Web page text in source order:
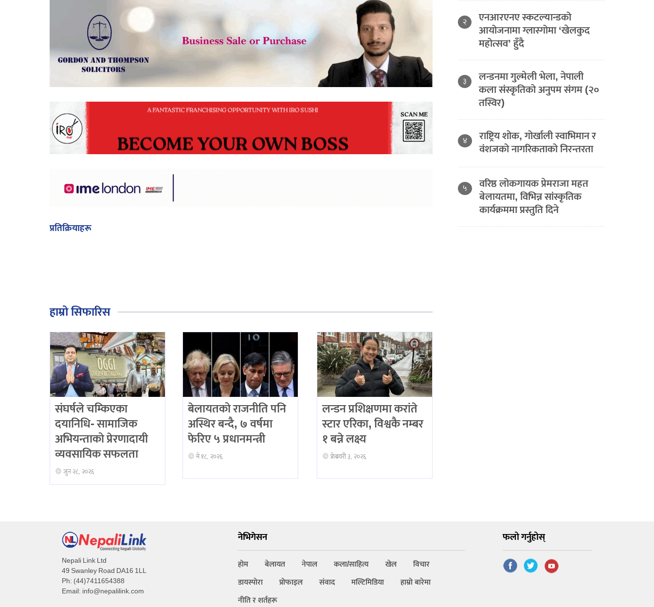
प्रतिक्रियाहरू
हाम्रो सिफारिस
संघर्षले चम्किएका
दयानिधि- सामाजिक
अभियन्ताको प्रेरणादायी
व्यवसायिक सफलता
जुन २८, २०२६
बेलायतको राजनीति पनि
अस्थिर बन्दै, ७ वर्षमा
फेरिए ५ प्रधानमन्त्री
मे १८, २०२६
लन्डन प्रशिक्षणमा करांते
स्टार एरिका, विश्वकै नम्बर
१ बन्ने लक्ष्य
फ्रेब्रवरी ३, २०२६
२ एनआरएनए स्कटल्यान्डको
आयोजनामा ग्लास्गोमा ‘खेलकुद
महोत्सव’ हुँदै
३ लन्डनमा गुल्मेली भेला, नेपाली
कला संस्कृतिको अनुपम संगम (२०
तस्विर)
४ राष्ट्रिय शोक, गोर्खाली स्वाभिमान र
वंशजको नागरिकताको निरन्तरता
५ वरिष्ठ लोकगायक प्रेमराजा महत
बेलायतमा, विभिन्न सांस्कृतिक
कार्यक्रममा प्रस्तुति दिने
Nepali Link Ltd
49 Swanley Road DA16 1LL
Ph: (44)7411654388
Email: info@nepalilink.com
नेभिगेसन
होम बेलायत नेपाल कला/साहित्य खेल
विचार
डायस्पोरा
प्रोफाइल संवाद मल्टिमिडिया
हाम्रो बारेमा
नीति र शर्तहरू
फलो गर्नुहोस्